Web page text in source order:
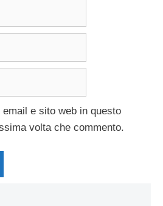
e sito web in questo
volta che commento.